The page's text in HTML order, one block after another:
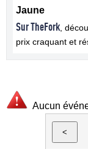
Jaune
Sur TheFork ,
prix craquant et
Aucun
<